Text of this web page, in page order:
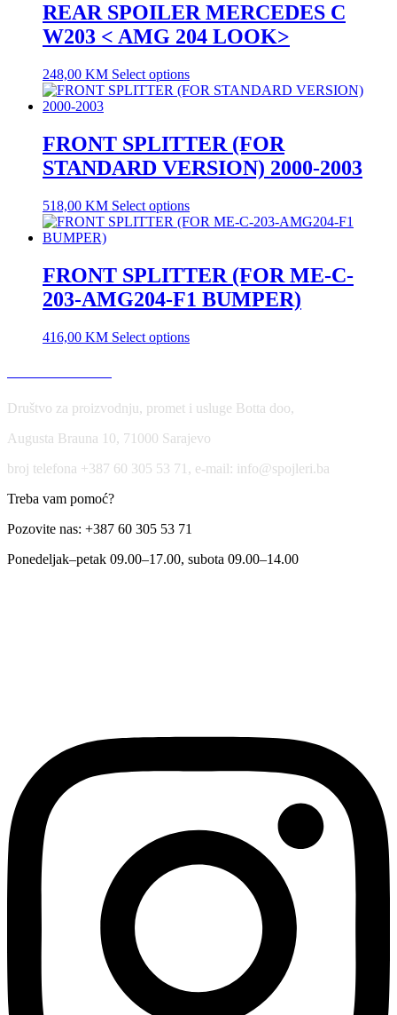
REAR SPOILER MERCEDES C
W203 < AMG 204 LOOK>
248,00 KM Select options
FRONT SPLITTER (FOR
STANDARD VERSION) 2000-2003
518,00 KM Select options
FRONT SPLITTER (FOR ME-C-
203-AMG204-F1 BUMPER)
416,00 KM Select options
Društvo za proizvodnju, promet i usluge Botta doo,
Augusta Brauna 10, 71000 Sarajevo
broj telefona +387 60 305 53 71, e-mail: info@spojleri.ba
Treba vam pomoć?
Pozovite nas: +387 60 305 53 71
Ponedeljak–petak 09.00–17.00, subota 09.00–14.00